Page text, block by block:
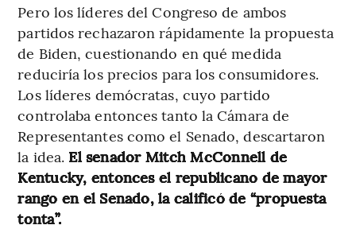
Pero los líderes del Congreso de ambos
partidos rechazaron rápidamente la propuesta
de Biden, cuestionando en qué medida
reduciría los precios para los consumidores.
Los líderes demócratas, cuyo partido
controlaba entonces tanto la Cámara de
Representantes como el Senado, descartaron
la idea. El senador Mitch McConnell de
Kentucky, entonces el republicano de mayor
rango en el Senado, la calificó de “propuesta
tonta”.